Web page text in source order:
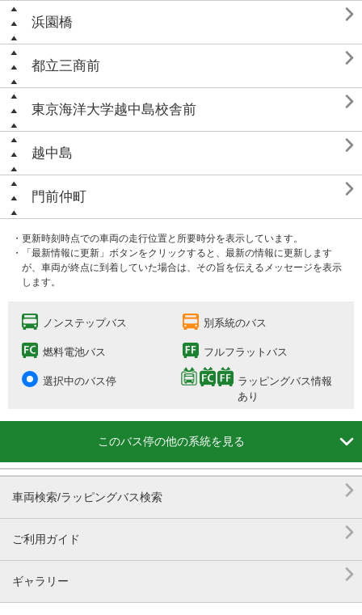
浜園橋 
都立三商前 
東京海洋大学越中島校舎前 
越中島 
門前仲町 
・更新時刻時点での車両の走行位置と所要時分を表示しています。
・「最新情報に更新」ボタンをクリックすると、最新の情報に更新します
が、車両が終点に到着していた場合は、その旨を伝えるメッセージを表示
します。
ノンステップバス 別系統のバス
燃料電池バス フルフラットバス
選択中のバス停
ラッピングバス情報
あり
このバス停の他の系統を見る 
車両検索/ラッピングバス検索 
ご利用ガイド 
ギャラリー 